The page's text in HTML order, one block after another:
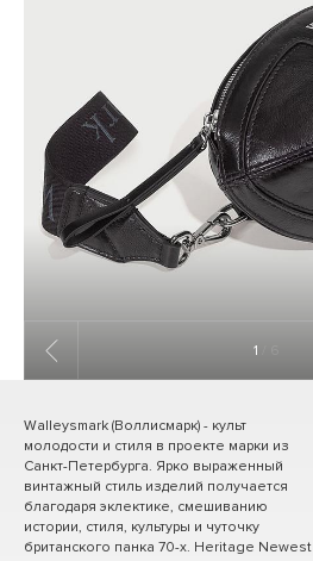
1
Walleysmark (Воллисмарк) - культ
молодости и стиля в проекте марки из
Санкт-Петербурга. Ярко выраженный
винтажный стиль изделий получается
благодаря эклектике, смешиванию
истории, стиля, культуры и чуточку
британского панка 70-х. Heritage Newest